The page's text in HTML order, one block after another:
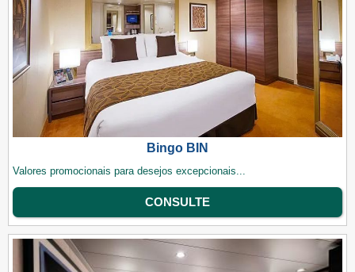
Bingo BIN
Valores promocionais para desejos excepcionais...
CONSULTE